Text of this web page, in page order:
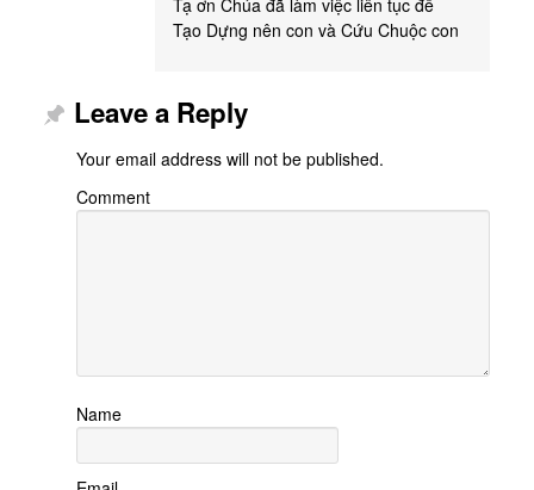
Tạ ơn Chúa đã làm việc liên tục để
Tạo Dựng nên con và Cứu Chuộc con
Leave a Reply
Your email address will not be published.
Comment
Name